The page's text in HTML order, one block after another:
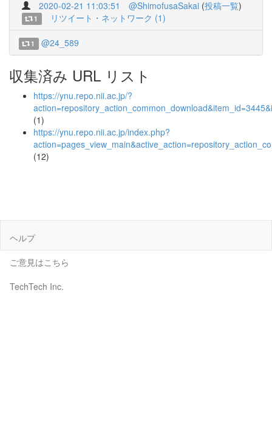
2020-02-21 11:03:51 @ShimofusaSakai (投稿一覧)
1 リツイート・ネットワーク (1)
1 @24_589
収集済み URL リスト
https://ynu.repo.nii.ac.jp/?
(1)
https://ynu.repo.nii.ac.jp/index.php?
(12)
ヘルプ
ご意見はこちら
TechTech Inc.